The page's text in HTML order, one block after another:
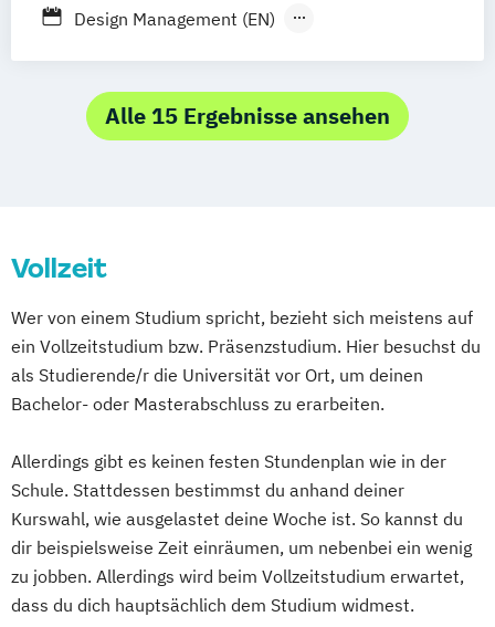
Music and Audio Production
Videoproduzent*in
Design Management (EN)
Game Design (DE/EN)
Mediadesign (DE/EN)
Alle 15 Ergebnisse ansehen
Vollzeit
Wer von einem Studium spricht, bezieht sich meistens auf
ein Vollzeitstudium bzw. Präsenzstudium. Hier besuchst du
als Studierende/r die Universität vor Ort, um deinen
Bachelor- oder Masterabschluss zu erarbeiten.
Allerdings gibt es keinen festen Stundenplan wie in der
Schule. Stattdessen bestimmst du anhand deiner
Kurswahl, wie ausgelastet deine Woche ist. So kannst du
dir beispielsweise Zeit einräumen, um nebenbei ein wenig
zu jobben. Allerdings wird beim Vollzeitstudium erwartet,
dass du dich hauptsächlich dem Studium widmest.